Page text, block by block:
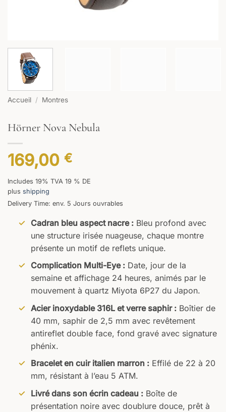
Accueil / Montres
Hörner Nova Nebula
169,00 €
Includes 19% TVA 19 % DE
plus shipping
Delivery Time: env. 5 Jours ouvrables
Cadran bleu aspect nacre :Bleu profond avec
une structure irisée nuageuse, chaque montre
présente un motif de reflets unique.
Complication Multi-Eye :Date, jour de la
semaine et affichage 24 heures, animés par le
mouvement à quartz Miyota 6P27 du Japon.
Acier inoxydable 316L et verre saphir :Boîtier de
40 mm, saphir de 2,5 mm avec revêtement
antireflet double face, fond gravé avec signature
phénix.
Bracelet en cuir italien marron :Effilé de 22 à 20
mm, résistant à l’eau 5 ATM.
Livré dans son écrin cadeau :Boîte de
présentation noire avec doublure douce, prêt à